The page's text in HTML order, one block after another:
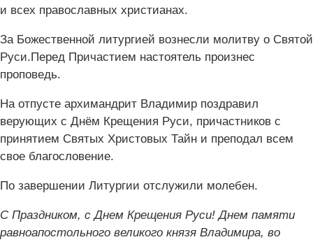
и всех православных христианах.
За Божественной литургией вознесли молитву о Святой
Руси.Перед Причастием настоятель произнес
проповедь.
На отпусте архимандрит Владимир поздравил
верующих с Днём Крещения Руси, причастников с
принятием Святых Христовых Тайн и преподал всем
свое благословение.
По завершении Литургии отслужили молебен.
С Праздником, с Днем Крещения Руси! Днем памяти
равноапостольного великого князя Владимира, во